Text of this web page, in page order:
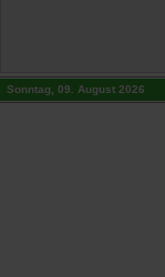
Sonntag, 09. August 2026